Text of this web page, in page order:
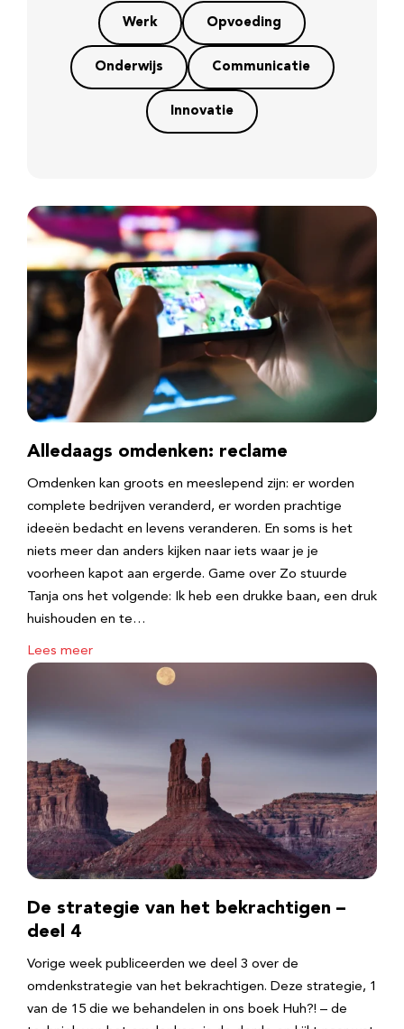
Werk Opvoeding
Onderwijs Communicatie
Innovatie
Alledaags omdenken: reclame
Omdenken kan groots en meeslepend zijn: er worden
complete bedrijven veranderd, er worden prachtige
ideeën bedacht en levens veranderen. En soms is het
niets meer dan anders kijken naar iets waar je je
voorheen kapot aan ergerde. Game over Zo stuurde
Tanja ons het volgende: Ik heb een drukke baan, een druk
huishouden en te…
Lees meer
De strategie van het bekrachtigen –
deel 4
Vorige week publiceerden we deel 3 over de
omdenkstrategie van het bekrachtigen. Deze strategie, 1
van de 15 die we behandelen in ons boek Huh?! – de